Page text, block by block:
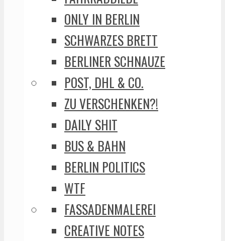
ONLY IN BERLIN
SCHWARZES BRETT
BERLINER SCHNAUZE
POST, DHL & CO.
ZU VERSCHENKEN?!
DAILY SHIT
BUS & BAHN
BERLIN POLITICS
WTF
FASSADENMALEREI
CREATIVE NOTES